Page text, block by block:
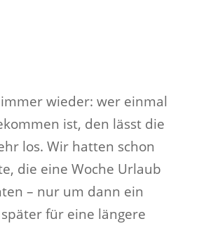
wieder: wer einmal
ist, den lässt die
los. Wir hatten schon
die eine Woche Urlaub
– nur um dann ein
für eine längere